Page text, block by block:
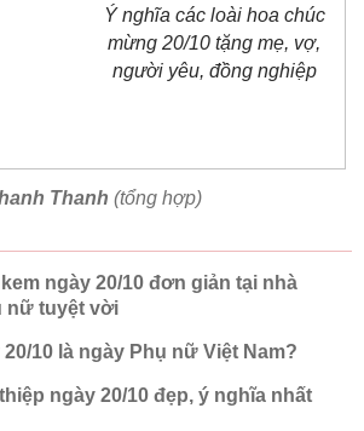
Ý nghĩa các loài hoa chúc
mừng 20/10 tặng mẹ, vợ,
người yêu, đồng nghiệp
Thanh (tổng hợp)
ngày 20/10 đơn giản tại nhà
nữ tuyệt vời
10 là ngày Phụ nữ Việt Nam?
ngày 20/10 đẹp, ý nghĩa nhất